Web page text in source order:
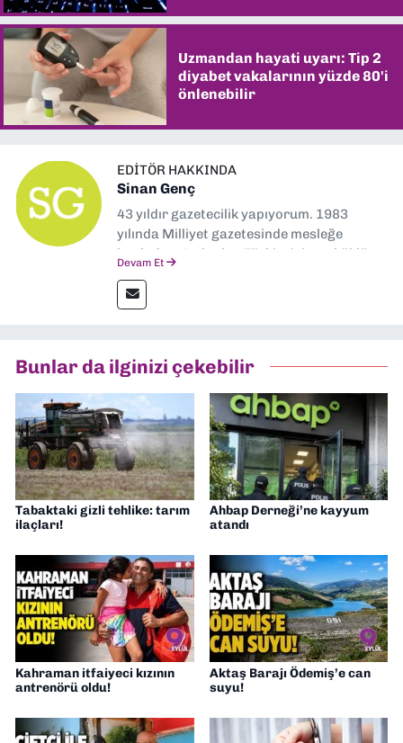
Uzmandan hayati uyarı: Tip 2
diyabet vakalarının yüzde 80'i
önlenebilir
EDITÖR HAKKINDA
Sinan Genç
43 yıldır gazetecilik yapıyorum. 1983
yılında Milliyet gazetesinde mesleğe
başladım. Ardından Türkiye’nin en köklü
muhabir, editör, müdür yardımcısı ve spor
müdürü olarak görev yaptım. Ayrıca Yeni
Gazetesi'nde editörlük yapıyorum
Devam Et
Bunlar da ilginizi çekebilir
Tabaktaki gizli tehlike: tarım
ilaçları!
Ahbap Derneği’ne kayyum
atandı
Kahraman itfaiyeci kızının
antrenörü oldu!
Aktaş Barajı Ödemiş’e can
suyu!